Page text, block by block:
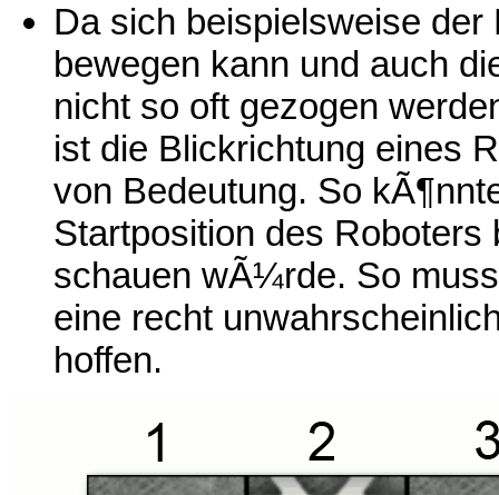
Da sich beispielsweise
bewegen kann und auch
nicht so oft gezogen
ist die Blickrichtung eines
von Bedeutung. So
Startposition des
schauen wÃ¼rde. So
eine recht
hoffen.